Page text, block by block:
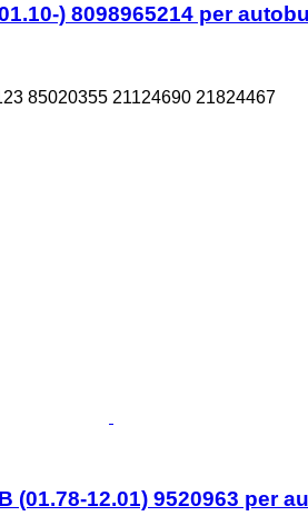
) 8098965214 per
85020355 21124690 21824467
12.01) 9520963 per